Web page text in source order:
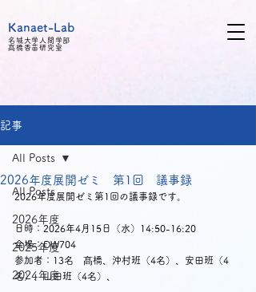
Kanaet-Lab
名城大学人間学部
髙橋 香苗研究室
記事
All Posts
2026年度
2025年度
2024年度
All Posts
2026年度展開ゼミ 第1回 議事録
2026年度展開ゼミ第1回の議事録です。
日時：2026年4月15日（水）14:50-16:20
会場：DW704
参加者：13名　髙橋、沖村班（4名）、安田班（4
名）、山田班（4名）、